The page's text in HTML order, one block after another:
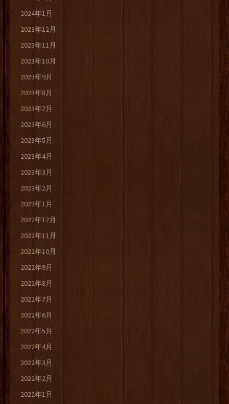
2024年1月
2023年12月
2023年11月
2023年10月
2023年9月
2023年8月
2023年7月
2023年6月
2023年5月
2023年4月
2023年3月
2023年2月
2023年1月
2022年12月
2022年11月
2022年10月
2022年9月
2022年8月
2022年7月
2022年6月
2022年5月
2022年4月
2022年3月
2022年2月
2022年1月